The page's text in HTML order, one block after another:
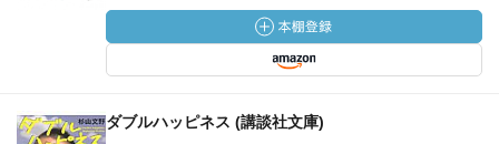
ダブルハッピネス (講談社文庫)